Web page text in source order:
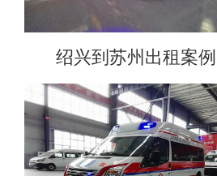
绍兴到苏州出租案例